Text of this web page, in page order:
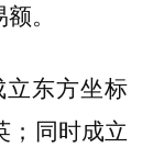
。
东方坐标
；同时成立